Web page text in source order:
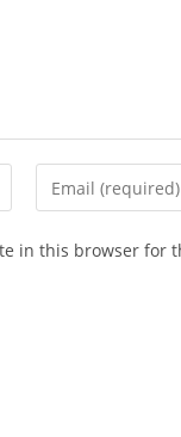
Enter
your
in this browser for